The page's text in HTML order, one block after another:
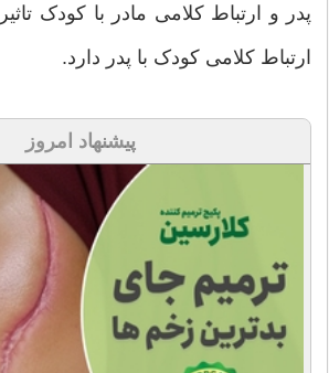
پدر و ارتباط کلامی مادر با کودک
ارتباط کلامی کودک با پدر دارد.
پیشنهاد امروز